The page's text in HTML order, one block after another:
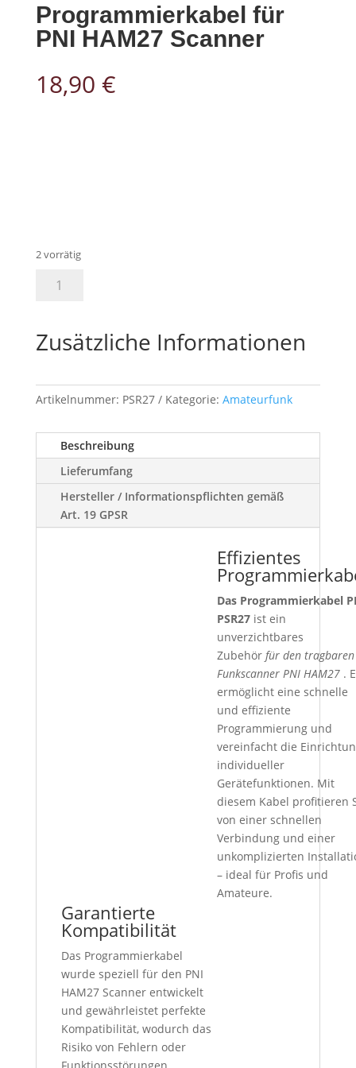
Programmierkabel für
PNI HAM27 Scanner
18,90 €
2 vorrätig
PNI
PSR27
für
PNI
Scanner
Menge
Zusätzliche Informationen
Artikelnummer: PSR27 Kategorie: Amateurfunk
Beschreibung
Lieferumfang
Hersteller / Informationspflichten gemäß
Art. 19 GPSR
Effizientes
Das Programmierkabel
PSR27ist ein
unverzichtbares
Zubehör für den tragbaren
Funkscanner PNI HAM27.
ermöglicht eine schnelle
und effiziente
Programmierung und
vereinfacht die
individueller
Gerätefunktionen. Mit
diesem Kabel profitieren
von einer schnellen
Verbindung und einer
unkomplizierten
– ideal für Profis und
Amateure.
Garantierte
Kompatibilität
Das Programmierkabel
wurde speziell für den PNI
HAM27 Scanner entwickelt
und gewährleistet perfekte
Kompatibilität, wodurch das
Risiko von Fehlern oder